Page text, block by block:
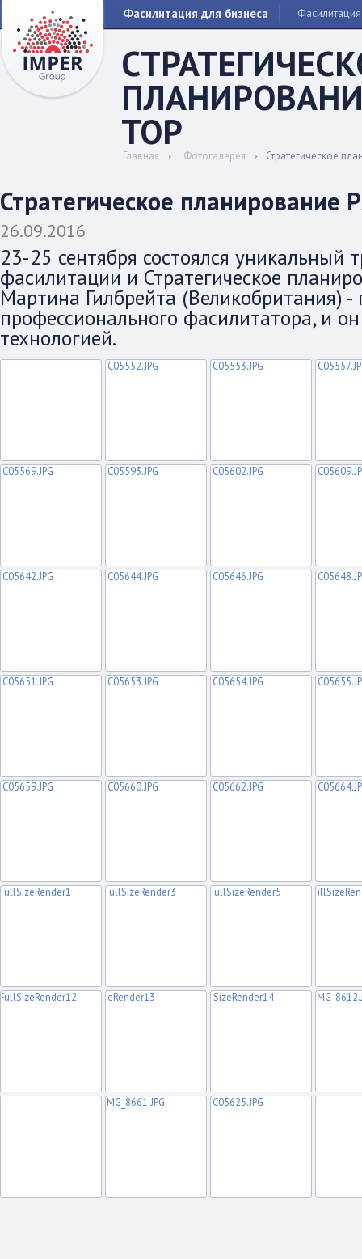
Фасилитация для бизнеса Фасилитация
TOP
Главная Фотогалерея Стратегическое
Стратегическое планирование
26.09.2016
23-25 сентября состоялся уникальный
фасилитации и Стратегическое
Мартина Гилбрейта (Великобритания) -
профессионального фасилитатора, и
технологией.